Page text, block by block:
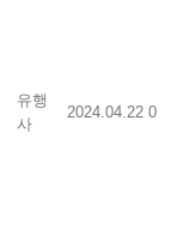
유행
사
2024.04.22 0